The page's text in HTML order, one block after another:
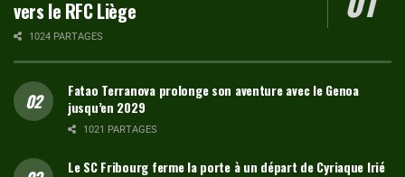
vers le RFC Liège
1024 PARTAGES
Fatao Terranova prolonge son aventure avec le Genoa
jusqu’en 2029
1021 PARTAGES
Le SC Fribourg ferme la porte à un départ de Cyriaque Irié